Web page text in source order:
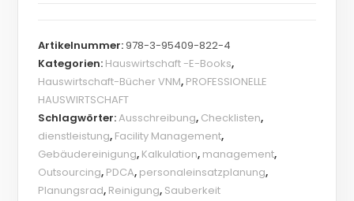
Artikelnummer:978-3-95409-822-4
Kategorien: Hauswirtschaft -E-Books,
Hauswirtschaft-Bücher VNM, PROFESSIONELLE
HAUSWIRTSCHAFT
Schlagwörter:Ausschreibung, Checklisten,
dienstleistung, Facility Management,
Gebäudereinigung, Kalkulation, management,
Outsourcing, PDCA, personaleinsatzplanung,
Planungsrad, Reinigung, Sauberkeit